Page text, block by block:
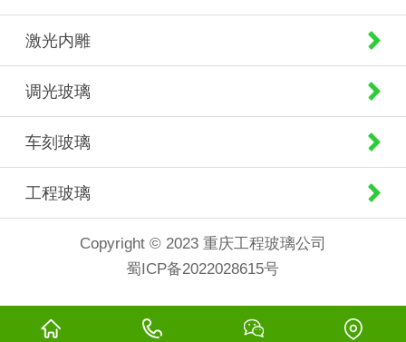
激光内雕
调光玻璃
车刻玻璃
工程玻璃
Copyright © 2023 重庆工程玻璃公司
蜀ICP备2022028615号